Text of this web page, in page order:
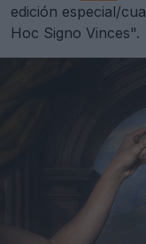
edición especial/
Hoc Signo Vinces".